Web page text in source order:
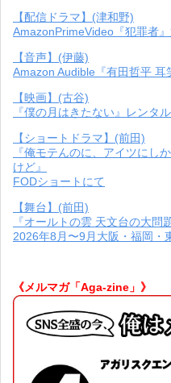
【配信ドラマ】(津和野)
AmazonPrimeVideo『犯罪者
【音声】(伊藤)
Amazon Audible『有田哲平 耳
【映画】(古谷)
『僕の月はきたない』レンタ
【ショートドラマ】(前田)
『俺モテんのに、アイツにし
けど』
FODショートにて
【舞台】(前田)
『オールトの雲 天文台の大問題
2026年8月〜9月大阪・福岡・
《メルマガ「Aga-zine」》